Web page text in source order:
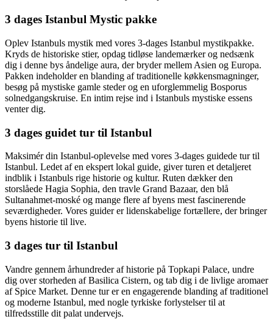
3 dages Istanbul Mystic pakke
Oplev Istanbuls mystik med vores 3-dages Istanbul mystikpakke.
Kryds de historiske stier, opdag tidløse landemærker og nedsænk
dig i denne bys åndelige aura, der bryder mellem Asien og Europa.
Pakken indeholder en blanding af traditionelle køkkensmagninger,
besøg på mystiske gamle steder og en uforglemmelig Bosporus
solnedgangskruise. En intim rejse ind i Istanbuls mystiske essens
venter dig.
3 dages guidet tur til Istanbul
Maksimér din Istanbul-oplevelse med vores 3-dages guidede tur til
Istanbul. Ledet af en ekspert lokal guide, giver turen et detaljeret
indblik i Istanbuls rige historie og kultur. Ruten dækker den
storslåede Hagia Sophia, den travle Grand Bazaar, den blå
Sultanahmet-moské og mange flere af byens mest fascinerende
seværdigheder. Vores guider er lidenskabelige fortællere, der bringer
byens historie til live.
3 dages tur til Istanbul
Vandre gennem århundreder af historie på Topkapi Palace, undre
dig over storheden af Basilica Cistern, og tab dig i de livlige aromaer
af Spice Market. Denne tur er en engagerende blanding af traditionel
og moderne Istanbul, med nogle tyrkiske forlystelser til at
tilfredsstille dit palat undervejs.